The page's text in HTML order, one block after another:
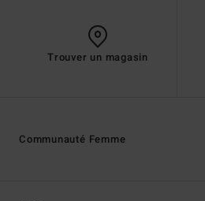
Trouver un magasin
Communauté Femme